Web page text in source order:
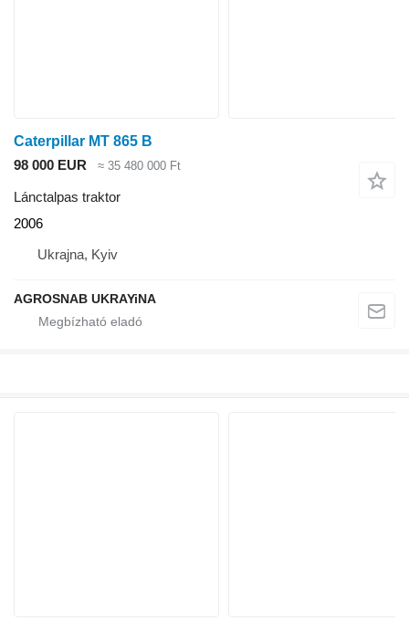
Caterpillar MT 865 B
98 000 EUR
≈ 35 480 000 Ft
Lánctalpas traktor
2006
Ukrajna, Kyiv
AGROSNAB UKRAYiNA